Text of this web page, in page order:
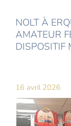
NOLT À
AMATEUR
DISPOSITIF
16 avril 2026